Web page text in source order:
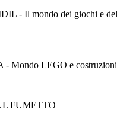
- Il mondo dei giochi e del
Mondo LEGO e costruzioni
FUMETTO